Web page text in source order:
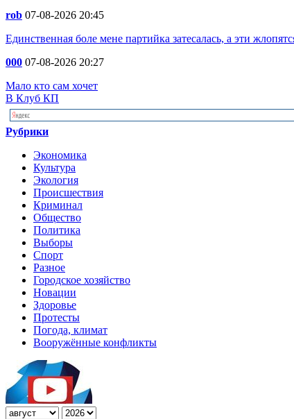
rob 07-08-2026 20:45
Единственная боле мене партийка затесалась, а эти
000 07-08-2026 20:27
Мало кто сам хочет
В Клуб КП
Рубрики
Экономика
Культура
Экология
Происшествия
Криминал
Общество
Политика
Выборы
Спорт
Разное
Городское хозяйство
Новации
Здоровье
Протесты
Погода, климат
Вооружённые конфликты